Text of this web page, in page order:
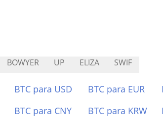
BOWYER UP ELIZA SWIF
BTC para USD BTC para EUR
BTC para CNY BTC para KRW